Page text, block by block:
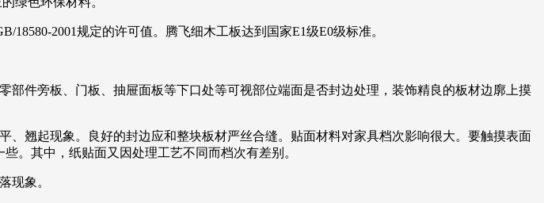
2001规定的许可值。腾飞细木工板达到国家E1级E0级标准。
件旁板、门板、抽屉面板等下口处等可视部位端面是否封边处理，装饰精良的板材边廓上摸
翘起现象。良好的封边应和整块板材严丝合缝。贴面材料对家具档次影响很大。要触摸表面
。其中，纸贴面又因处理工艺不同而档次有差别。
现象。